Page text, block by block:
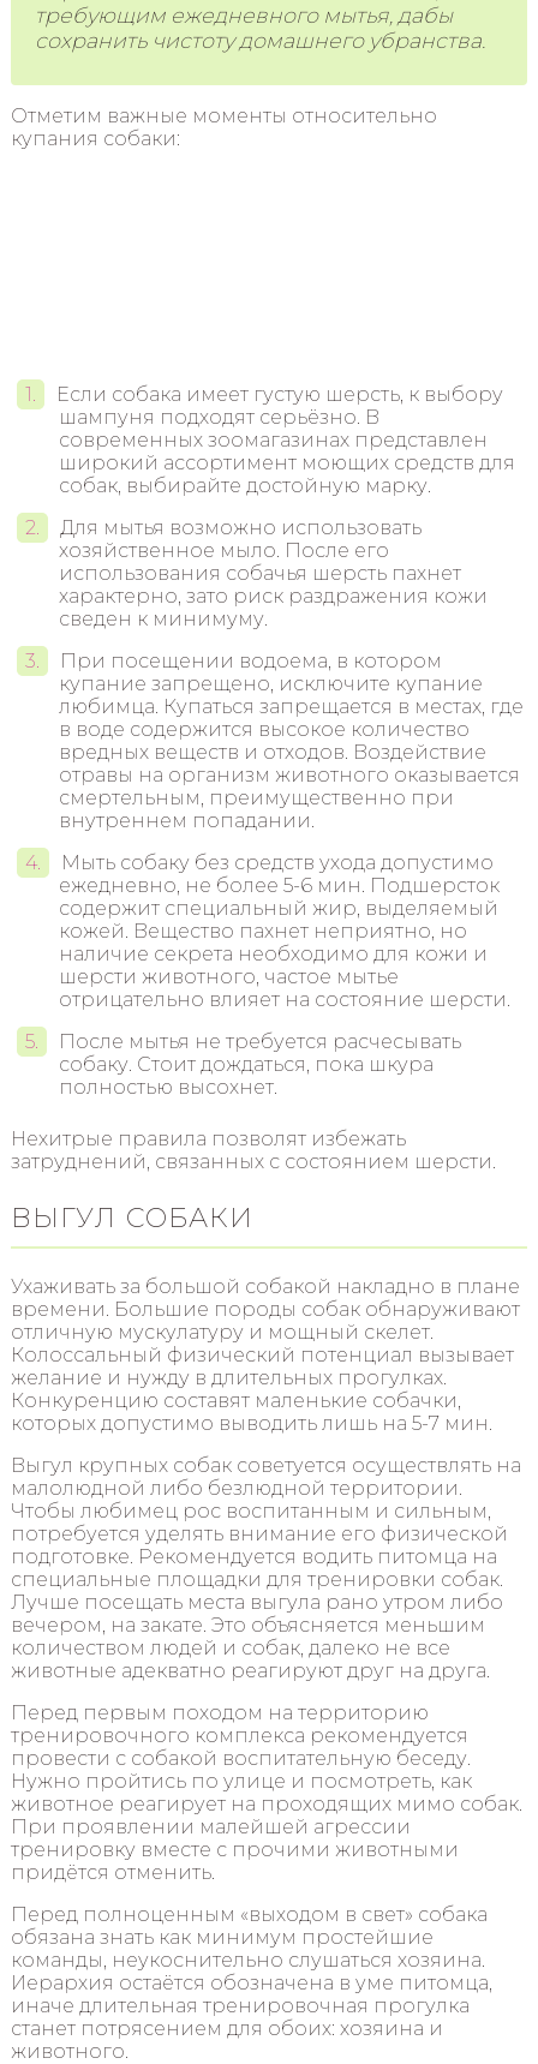
требующим ежедневного мытья, дабы
сохранить чистоту домашнего убранства.
Отметим важные моменты относительно
купания собаки:
Если собака имеет густую шерсть, к выбору
шампуня подходят серьёзно. В
современных зоомагазинах представлен
широкий ассортимент моющих средств для
собак, выбирайте достойную марку.
Для мытья возможно использовать
хозяйственное мыло. После его
использования собачья шерсть пахнет
характерно, зато риск раздражения кожи
сведен к минимуму.
При посещении водоема, в котором
купание запрещено, исключите купание
любимца. Купаться запрещается в местах, где
в воде содержится высокое количество
вредных веществ и отходов. Воздействие
отравы на организм животного оказывается
смертельным, преимущественно при
внутреннем попадании.
Мыть собаку без средств ухода допустимо
ежедневно, не более 5-6 мин. Подшерсток
содержит специальный жир, выделяемый
кожей. Вещество пахнет неприятно, но
наличие секрета необходимо для кожи и
шерсти животного, частое мытье
отрицательно влияет на состояние шерсти.
После мытья не требуется расчесывать
собаку. Стоит дождаться, пока шкура
полностью высохнет.
Нехитрые правила позволят избежать
затруднений, связанных с состоянием шерсти.
ВЫГУЛ СОБАКИ
Ухаживать за большой собакой накладно в плане
времени. Большие породы собак обнаруживают
отличную мускулатуру и мощный скелет.
Колоссальный физический потенциал вызывает
желание и нужду в длительных прогулках.
Конкуренцию составят маленькие собачки,
которых допустимо выводить лишь на 5-7 мин.
Выгул крупных собак советуется осуществлять на
малолюдной либо безлюдной территории.
Чтобы любимец рос воспитанным и сильным,
потребуется уделять внимание его физической
подготовке. Рекомендуется водить питомца на
специальные площадки для тренировки собак.
Лучше посещать места выгула рано утром либо
вечером, на закате. Это объясняется меньшим
количеством людей и собак, далеко не все
животные адекватно реагируют друг на друга.
Перед первым походом на территорию
тренировочного комплекса рекомендуется
провести с собакой воспитательную беседу.
Нужно пройтись по улице и посмотреть, как
животное реагирует на проходящих мимо собак.
При проявлении малейшей агрессии
тренировку вместе с прочими животными
придётся отменить.
Перед полноценным «выходом в свет» собака
обязана знать как минимум простейшие
команды, неукоснительно слушаться хозяина.
Иерархия остаётся обозначена в уме питомца,
иначе длительная тренировочная прогулка
станет потрясением для обоих: хозяина и
животного.